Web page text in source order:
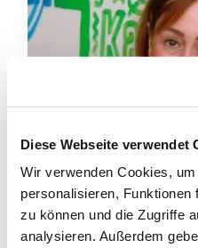
Diese Webseite verwendet
Wir verwenden Cookies,
personalisieren, Funktionen
zu können und die Zugriffe
analysieren. Außerdem